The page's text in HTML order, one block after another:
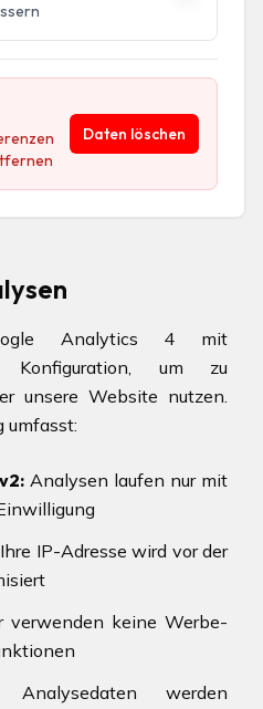
Daten löschen
Analytics 4 mit
Konfiguration, um zu
unsere Website nutzen.
umfasst:
: Analysen laufen nur mit
Ihre IP-Adresse wird vor der
verwenden keine Werbe-
Analysedaten werden